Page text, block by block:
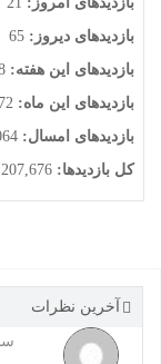
بازدیدهای دیروز: 65
بازدیدهای این هفته:
بازدیدهای این ماه:
بازدیدهای امسال:
کل بازدیدها: 207,676
آخرین نظرات